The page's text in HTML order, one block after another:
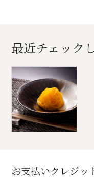
最近チェック
お支払いクレジッ